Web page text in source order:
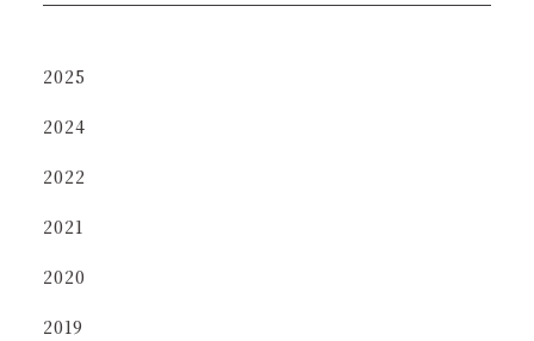
2025
2024
2022
2021
2020
2019